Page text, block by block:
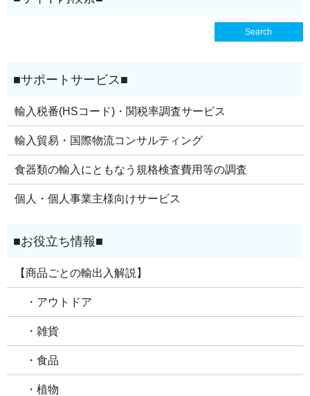
輸入税番(HSコード)・関税率調査サービス
輸入貿易・国際物流コンサルティング
食器類の輸入にともなう規格検査費用等の調査
個人・個人事業主様向けサービス
【商品ごとの輸出入解説】
・アウトドア
・雑貨
・食品
・植物